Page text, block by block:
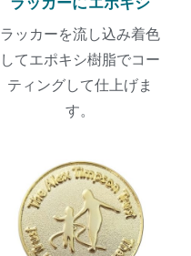
ラッカーを流し込み着色
してエポキシ樹脂でコー
ティングして仕上げま
す。